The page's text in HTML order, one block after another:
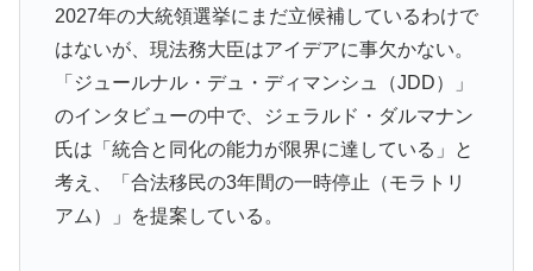
何故なのか」
▶ 【海外の反応】今永昇太、好調の秘訣はスマホ画面だと
イマナガ節を炸裂「NPBでは面白さが必須条件なの？」
▶ 米：トランプ大統領、「敵性外国人」による「米国籍目
的の出産ツーリズム禁止令」に署名…寄生侵略防止へ
[海外の反応]
▶
AI「物の使い方を真剣に間違えてる人間を生成してみた
2027年の大統領選挙にまだ立候補しているわけで
はないが、現法務大臣はアイデアに事欠かない。
「ジュールナル・デュ・ディマンシュ（JDD）」
のインタビューの中で、ジェラルド・ダルマナン
氏は「統合と同化の能力が限界に達している」と
考え、「合法移民の3年間の一時停止（モラトリ
アム）」を提案している。